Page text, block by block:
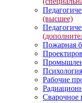
(высшее)
Пожарная
Психология
Рабочие
Сварочное